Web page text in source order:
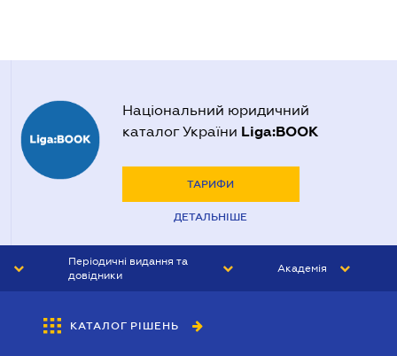
Національний юридичний
каталог України Liga:BOOK
ТАРИФИ
ДЕТАЛЬНІШЕ
Періодичні видання та
довідники
БУХГАЛТЕР&ЗАКОН
Академія
КАТАЛОГ РІШЕНЬ